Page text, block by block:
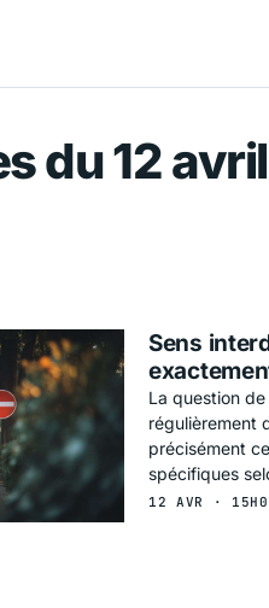
—
du 12
Sens
La question
régulièrement
précisément
spécifiques
12 AVR ·